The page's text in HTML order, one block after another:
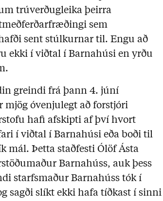
trúverðugleika þeirra
sem
sent stúlkurnar til. Engu að
ekki í viðtal í Barnahúsi en yrðu
greindi frá þann 4. júní
mjög óvenjulegt að forstjóri
hafi afskipti af því hvort
í viðtal í Barnahúsi eða boði til
mál. Þetta staðfesti Ólöf Ásta
Barnahúss, auk þess
starfsmaður Barnahúss tók í
sagði slíkt ekki hafa tíðkast í sinni